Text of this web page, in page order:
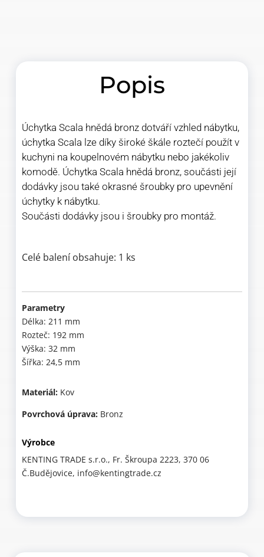
Popis
Úchytka Scala hnědá bronz dotváří vzhled nábytku,
úchytka Scala lze díky široké škále roztečí použít v
kuchyni na koupelnovém nábytku nebo jakékoliv
komodě. Úchytka Scala hnědá bronz, součásti její
dodávky jsou také okrasné šroubky pro upevnění
úchytky k nábytku.
Součásti dodávky jsou i šroubky pro montáž.
Celé balení obsahuje: 1 ks
Parametry
Délka: 211 mm
Rozteč: 192 mm
Výška: 32 mm
Šířka: 24,5 mm
Materiál: Kov
Povrchová úprava: Bronz
Výrobce
KENTING TRADE s.r.o., Fr. Škroupa 2223, 370 06
Č.Budějovice, info@kentingtrade.cz